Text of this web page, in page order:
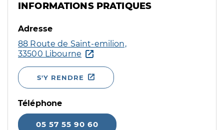
INFORMATIONS PRATIQUES
Adresse
88 Route de Saint-emilion,
33500 Libourne
S'Y RENDRE
Téléphone
05 57 55 90 60